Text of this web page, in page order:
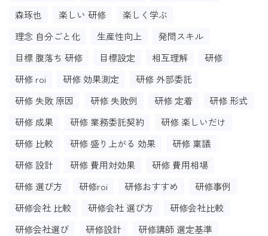
森琢也
楽しい 研修
楽しく学ぶ
理念 自分ごと化
生産性向上
発問スキル
目標 腹落ち 研修
目標設定 相互理解
研修
研修 roi
研修 効果測定
研修 外部委託
研修 失敗 原因
研修 失敗例 研修 定着
研修 形式
研修 成果
研修 業務委託契約
研修 楽しいだけ
研修 比較
研修 盛り上がる 効果
研修 稟議
研修 設計
研修 費用対効果
研修 費用相場
研修 選び方
研修roi 研修おすすめ
研修事例
研修会社 比較
研修会社 選び方
研修会社比較
研修会社選び
研修設計
研修講師 選定基準